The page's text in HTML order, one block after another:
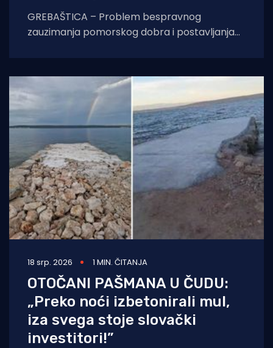
GREBAŠTICA – Problem bespravnog
zauzimanja pomorskog dobra i postavljanja
18 srp. 2026 1 MIN. ČITANJA
OTOČANI PAŠMANA U ČUDU:
„Preko noći izbetonirali mul,
iza svega stoje slovački
investitori!”